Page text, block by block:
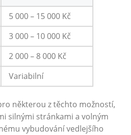
5 000 – 15 000 Kč
3⁣ 000 – 10 000 Kč
2 000 – 8 000 Kč
Variabilní
některou z těchto ‌možností,
silnými stránkami a volným
vybudování vedlejšího